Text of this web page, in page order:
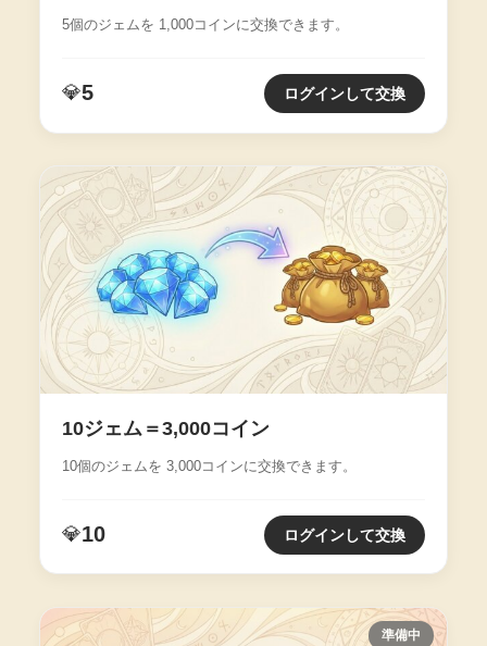
5個のジェムを 1,000コインに交換できます。
💎5 ログインして交換
10ジェム＝3,000コイン
10個のジェムを 3,000コインに交換できます。
💎10 ログインして交換
準備中